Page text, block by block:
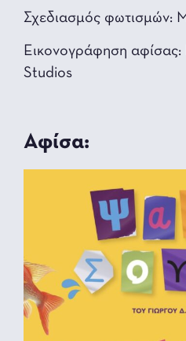
Σχεδιασμός φωτισμών:
Εικονογράφηση
Studios
Αφίσα: